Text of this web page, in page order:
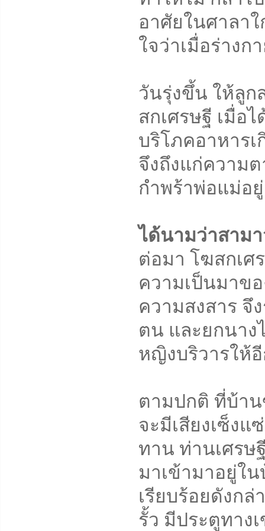
อาศัยในศาลา
ใจว่าเมื่อร่างก
วันรุ่งขึ้น ให้ลูก
สกเศรษฐี เมื่อ
บริโภคอาหาร
จึงถึงแก่ความ
กำพร้าพ่อแม่อ
ได้นามว่าสาม
ต่อมา โฆสกเศ
ความเป็นมาข
ความสงสาร จึ
ตน และยกนาง
หญิงบริวารให้
ตามปกติ ที่บ้าน
จะมีเสียงเซ็ง
ทาน ท่านเศรษ
มาเข้ามาอยู่ใ
เรียบร้อยดังก
รั้ว มีประตูทาง